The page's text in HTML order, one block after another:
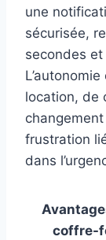
une
sécurisée,
secondes
location, de
changement
frustration
dans
coffre-